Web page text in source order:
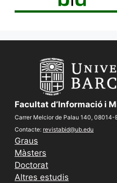
Facultat d’Informació i
Carrer Melcior de Palau 140, 08014-
Contacte: revistabid@ub.edu
Graus
Màsters
Doctorat
Altres estudis